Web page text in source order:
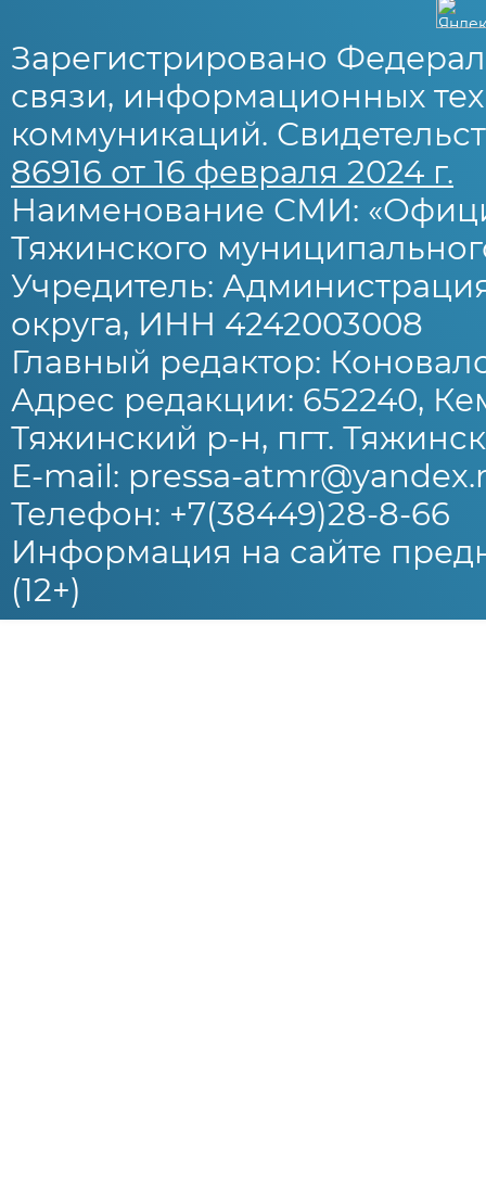
Зарегистрировано
связи, информационных
коммуникаций.
86916 от 16 февраля 2024 г.
Наименование СМИ:
Тяжинского
Учредитель:
округа, ИНН 4242003008
Главный редактор:
Адрес редакции: 652240,
Тяжинский р-н, пгт.
E-mail: pressa-
Телефон: +7(38449)28-8-66
Информация на сайте
(12+)